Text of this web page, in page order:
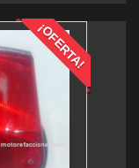
¡OFERTA!